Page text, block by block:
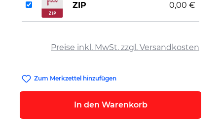
Preise inkl. MwSt. zzgl. Versandkosten
ZIP 0,00 €
Zum Merkzettel hinzufügen
In den Warenkorb